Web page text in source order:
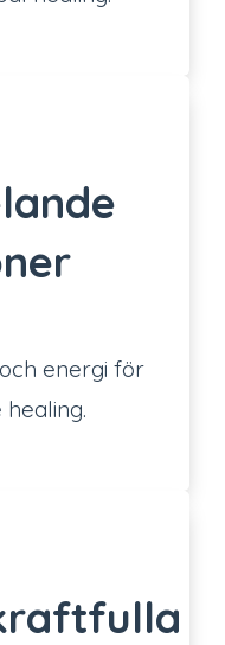
energi för